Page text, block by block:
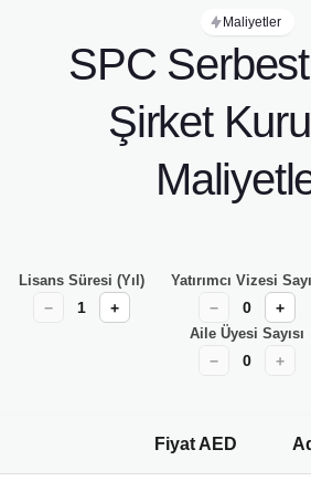
Maliyetler
SPC
Şirket
Lisans Süresi (Yıl)
− 1 +
Yatırımcı Vizesi
− 0 +
Aile Üyesi Sayısı
− 0 +
Fiyat AED